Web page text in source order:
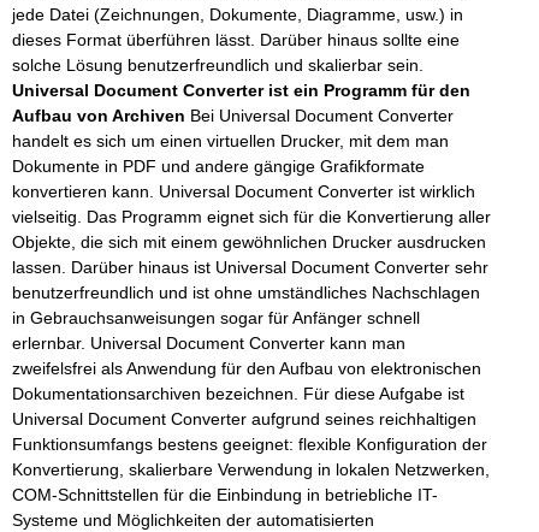
jede Datei (Zeichnungen, Dokumente, Diagramme, usw.) in
dieses Format überführen lässt. Darüber hinaus sollte eine
solche Lösung benutzerfreundlich und skalierbar sein.
Universal Document Converter ist ein Programm für den
Aufbau von Archiven Bei Universal Document Converter
handelt es sich um einen virtuellen Drucker, mit dem man
Dokumente in PDF und andere gängige Grafikformate
konvertieren kann. Universal Document Converter ist wirklich
vielseitig. Das Programm eignet sich für die Konvertierung aller
Objekte, die sich mit einem gewöhnlichen Drucker ausdrucken
lassen. Darüber hinaus ist Universal Document Converter sehr
benutzerfreundlich und ist ohne umständliches Nachschlagen
in Gebrauchsanweisungen sogar für Anfänger schnell
erlernbar. Universal Document Converter kann man
zweifelsfrei als Anwendung für den Aufbau von elektronischen
Dokumentationsarchiven bezeichnen. Für diese Aufgabe ist
Universal Document Converter aufgrund seines reichhaltigen
Funktionsumfangs bestens geeignet: flexible Konfiguration der
Konvertierung, skalierbare Verwendung in lokalen Netzwerken,
COM-Schnittstellen für die Einbindung in betriebliche IT-
Systeme und Möglichkeiten der automatisierten